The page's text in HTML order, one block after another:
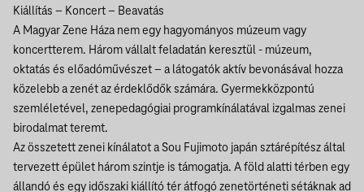
Kiállítás – Koncert – Beavatás
A Magyar Zene Háza nem egy hagyományos múzeum vagy
koncertterem. Három vállalt feladatán keresztül - múzeum,
oktatás és előadóművészet – a látogatók aktív bevonásával hozza
közelebb a zenét az érdeklődők számára. Gyermekközpontú
szemléletével, zenepedagógiai programkínálatával izgalmas zenei
birodalmat teremt.
Az összetett zenei kínálatot a Sou Fujimoto japán sztárépítész által
tervezett épület három szintje is támogatja. A föld alatti térben egy
állandó és egy időszaki kiállító tér átfogó zenetörténeti sétáknak ad